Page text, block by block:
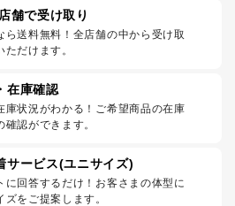
舗で受け取り
ら送料無料！全店舗の中から受け取
だけます。
在庫確認
庫状況がわかる！ご希望商品の在庫
認ができます。
サービス(ユニサイズ)
に回答するだけ！お客さまの体型に
をご提案します。